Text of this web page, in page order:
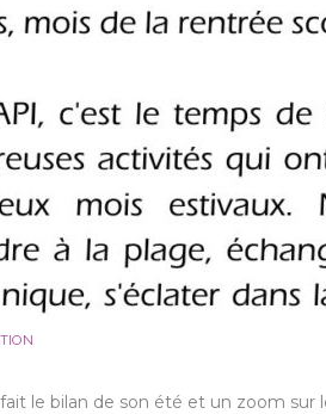
fait le bilan de son été et un zoom